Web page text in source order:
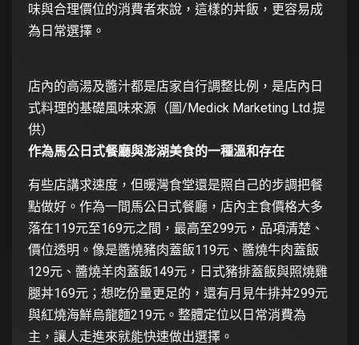
味與合理價位的消費者來說，這樣的丼飯，更容易成
為日常選擇。
店內的高湯及醬汁都是店家自行調整比例，是店內日
式料理的基礎風味來源（圖/Medick Marketing Ltd.提
供）
作為馬公日式餐廳與澎湖美食的一種溫和存在
有些店講求速度，但暖灣食堂還是照自己的步調把餐
點做好。作為一間馬公日式餐廳，店內主食價格大多
落在119元至169元之間，最高至299元，品項清楚、
價位透明。像是醬燒豬肉蓋飯119元、醬燒牛肉蓋飯
129元、醬燒羊肉蓋飯149元，日式豬排蓋飯與照燒雞
腿丼169元；想吃份量更足的，還有月見牛排丼299元
與紅燒海鮮烏龍麵219元。整體定位以日常消費為
主，讓人走進來就能快速做出選擇。